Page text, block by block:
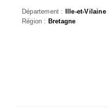
Département : Ille-et-Vilaine
Région : Bretagne